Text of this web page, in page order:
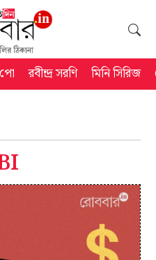
রবীন্দ্র সরণি মিনি সিরিজ